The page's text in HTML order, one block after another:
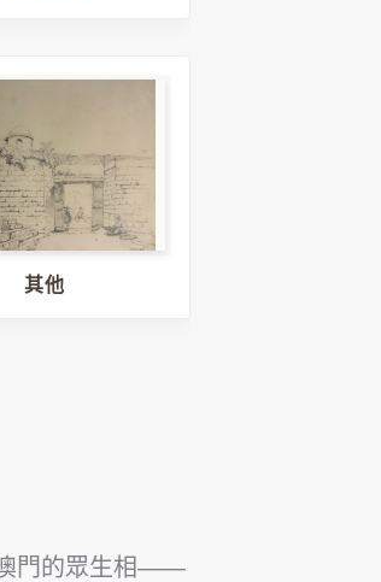
其他
澳門的眾生相——